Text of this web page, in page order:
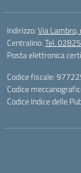
Indirizzo:Via
Centralino:Tel.
Posta elettronica
Codice fiscale:
Codice
Codice Indice delle